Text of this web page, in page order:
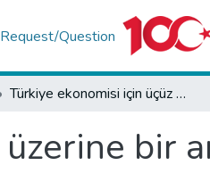
Request/Question
Türkiye ekonomisi için üçüz açık üzerine bir analiz
bir